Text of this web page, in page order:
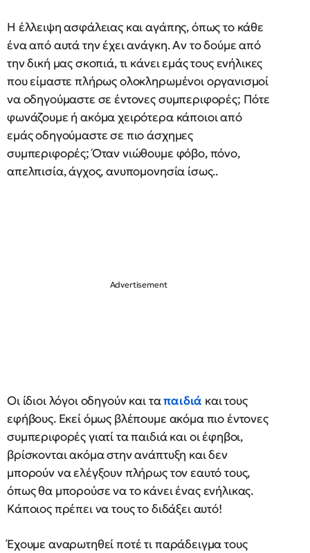
Η έλλειψη ασφάλειας και αγάπης, όπως το κάθε
ένα από αυτά την έχει ανάγκη. Αν το δούμε από
την δική μας σκοπιά, τι κάνει εμάς τους ενήλικες
που είμαστε πλήρως ολοκληρωμένοι οργανισμοί
να οδηγούμαστε σε έντονες συμπεριφορές; Πότε
φωνάζουμε ή ακόμα χειρότερα κάποιοι από
εμάς οδηγούμαστε σε πιο άσχημες
συμπεριφορές; Όταν νιώθουμε φόβο, πόνο,
απελπισία, άγχος, ανυπομονησία ίσως..
Οι ίδιοι λόγοι οδηγούν και ταπαιδιά και τους
εφήβους. Εκεί όμως βλέπουμε ακόμα πιο έντονες
συμπεριφορές γιατί τα παιδιά και οι έφηβοι,
βρίσκονται ακόμα στην ανάπτυξη και δεν
μπορούν να ελέγξουν πλήρως τον εαυτό τους,
όπως θα μπορούσε να το κάνει ένας ενήλικας.
Κάποιος πρέπει να τους το διδάξει αυτό!
Έχουμε αναρωτηθεί ποτέ τι παράδειγμα τους